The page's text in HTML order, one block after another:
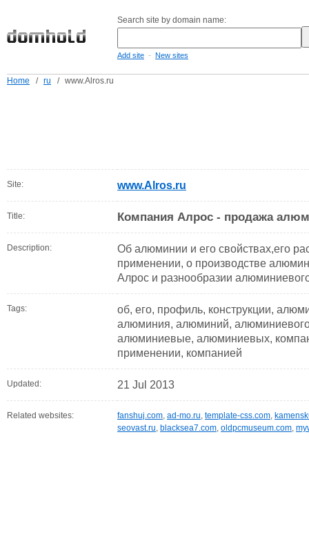
Search site by domain name:
Add site - New sites
Home / ru / www.Alros.ru
Site: www.Alros.ru
Title: Компания Алрос - продажа
Description:
Об алюминии и его свойствах,его
применении, о производстве
Алрос и разнообразии
Tags:
об, его, профиль, конструкции,
алюминия, алюминий,
алюминиевые, алюминиевых,
применении, компанией
Updated: 21 Jul 2013
Related websites: fanshuj.com, ad-mo.ru, template-css.com,
seovast.ru, blacksea7.com, oldpcmuseum.com,